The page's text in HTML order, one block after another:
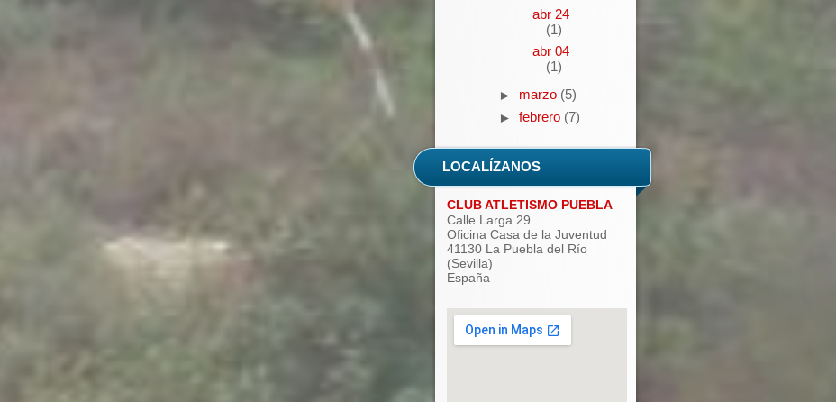
abr 24
(1)
abr 04
(1)
► marzo (5)
►febrero (7)
LOCALÍZANOS
CLUB ATLETISMO PUEBLA
Calle Larga 29
Oficina Casa de la Juventud
41130 La Puebla del Río
(Sevilla)
España